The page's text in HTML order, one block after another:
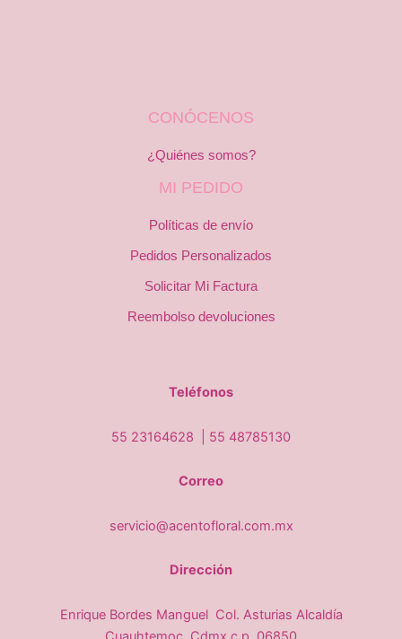
CONÓCENOS
¿Quiénes somos?
MI PEDIDO
Políticas de envío
Pedidos Personalizados
Solicitar Mi Factura
Reembolso devoluciones
Teléfonos
55 23164628 | 55 48785130
Correo
servicio@acentofloral.com.mx
Dirección
Enrique Bordes Manguel Col. Asturias Alcaldía